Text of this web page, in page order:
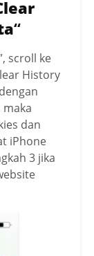
“
scroll ke
History
dan
iPhone
3 jika